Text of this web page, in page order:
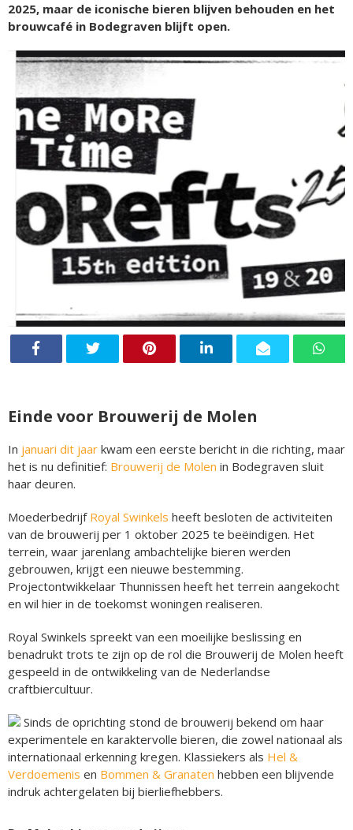
2025, maar de iconische bieren blijven behouden en het
brouwcafé in Bodegraven blijft open.
Einde voor Brouwerij de Molen
In januari dit jaar kwam een eerste bericht in die richting, maar
het is nu definitief: Brouwerij de Molen in Bodegraven sluit
haar deuren.
Moederbedrijf Royal Swinkels heeft besloten de activiteiten
van de brouwerij per 1 oktober 2025 te beëindigen. Het
terrein, waar jarenlang ambachtelijke bieren werden
gebrouwen, krijgt een nieuwe bestemming.
Projectontwikkelaar Thunnissen heeft het terrein aangekocht
en wil hier in de toekomst woningen realiseren.
Royal Swinkels spreekt van een moeilijke beslissing en
benadrukt trots te zijn op de rol die Brouwerij de Molen heeft
gespeeld in de ontwikkeling van de Nederlandse
craftbiercultuur.
Sinds de oprichting stond de brouwerij bekend om haar
experimentele en karaktervolle bieren, die zowel nationaal als
internationaal erkenning kregen. Klassiekers als Hel &
Verdoemenis en Bommen & Granaten hebben een blijvende
indruk achtergelaten bij bierliefhebbers.